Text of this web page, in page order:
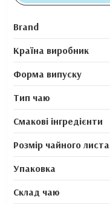
Brand
Країна виробник
Форма випуску
Тип чаю
Смакові інгредієнти
Розмір чайного листа
Упаковка
Склад чаю